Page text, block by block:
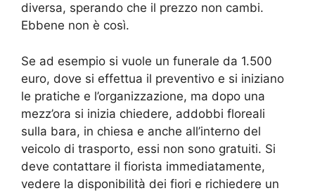
diversa, sperando che il prezzo non cambi.
Ebbene non è così.
Se ad esempio si vuole un funerale da 1.500
euro, dove si effettua il preventivo e si iniziano
le pratiche e l’organizzazione, ma dopo una
mezz’ora si inizia chiedere, addobbi floreali
sulla bara, in chiesa e anche all’interno del
veicolo di trasporto, essi non sono gratuiti. Si
deve contattare il fiorista immediatamente,
vedere la disponibilità dei fiori e richiedere un